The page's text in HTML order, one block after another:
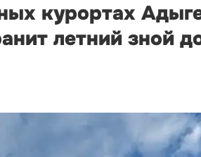
курортах
летний зной